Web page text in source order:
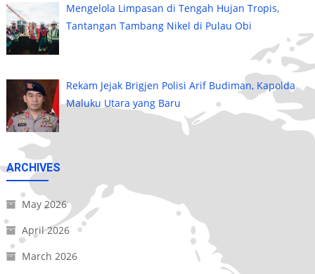
Mengelola Limpasan di Tengah Hujan Tropis,
Tantangan Tambang Nikel di Pulau Obi
Rekam Jejak Brigjen Polisi Arif Budiman, Kapolda
Maluku Utara yang Baru
ARCHIVES
May 2026
April 2026
March 2026